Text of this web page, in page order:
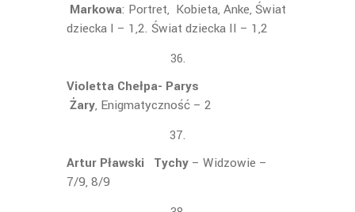
Markowa: Portret, Kobieta, Anke, Świat
dziecka I – 1,2. Świat dziecka II – 1,2
Violetta Chełpa- Parys
Żary, Enigmatyczność – 2
Artur Pławski Tychy – Widzowie –
7/9, 8/9